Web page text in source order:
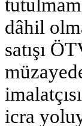
dâhil
satışı
icra